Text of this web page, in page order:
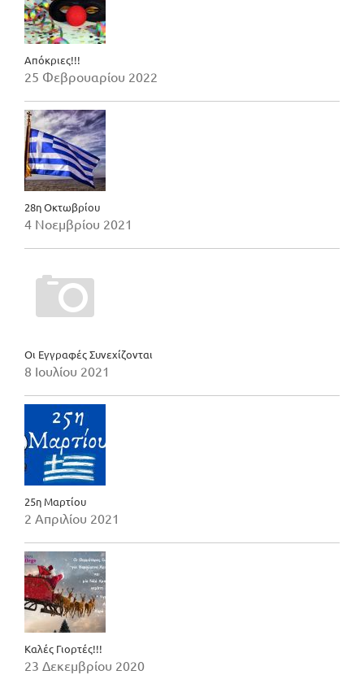
Απόκριες!!!
25 Φεβρουαρίου 2022
28η Οκτωβρίου
4 Νοεμβρίου 2021
Οι Εγγραφές Συνεχίζονται
8 Ιουλίου 2021
25η Μαρτίου
2 Απριλίου 2021
Καλές Γιορτές!!!
23 Δεκεμβρίου 2020